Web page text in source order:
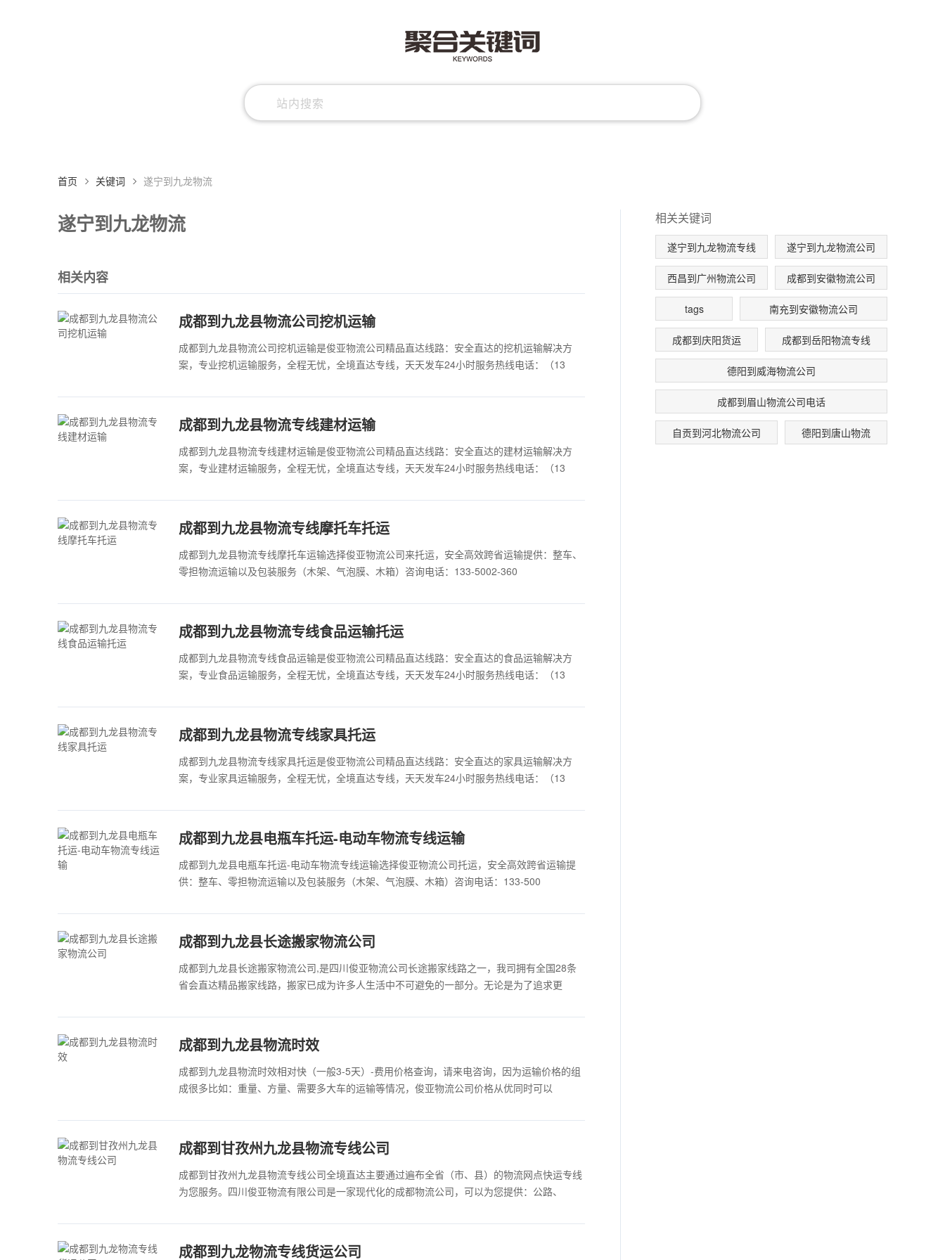
首页 关键词 遂宁到九龙物流
遂宁到九龙物流
相关内容
成都到九龙县物流公司挖机运输
成都到九龙县物流公司挖机运输是俊亚物流公司精品直达线路：安全直达的挖机运输解决方
案，专业挖机运输服务，全程无忧，全境直达专线，天天发车24小时服务热线电话：（13
成都到九龙县物流专线建材运输
成都到九龙县物流专线建材运输是俊亚物流公司精品直达线路：安全直达的建材运输解决方
案，专业建材运输服务，全程无忧，全境直达专线，天天发车24小时服务热线电话：（13
成都到九龙县物流专线摩托车托运
成都到九龙县物流专线摩托车运输选择俊亚物流公司来托运，安全高效跨省运输提供：整车、
零担物流运输以及包装服务（木架、气泡膜、木箱）咨询电话：133-5002-360
成都到九龙县物流专线食品运输托运
成都到九龙县物流专线食品运输是俊亚物流公司精品直达线路：安全直达的食品运输解决方
案，专业食品运输服务，全程无忧，全境直达专线，天天发车24小时服务热线电话：（13
成都到九龙县物流专线家具托运
成都到九龙县物流专线家具托运是俊亚物流公司精品直达线路：安全直达的家具运输解决方
案，专业家具运输服务，全程无忧，全境直达专线，天天发车24小时服务热线电话：（13
成都到九龙县电瓶车托运-电动车物流专线运输
成都到九龙县电瓶车托运-电动车物流专线运输选择俊亚物流公司托运，安全高效跨省运输提
供：整车、零担物流运输以及包装服务（木架、气泡膜、木箱）咨询电话：133-500
成都到九龙县长途搬家物流公司
成都到九龙县长途搬家物流公司,是四川俊亚物流公司长途搬家线路之一，我司拥有全国28条
省会直达精品搬家线路，搬家已成为许多人生活中不可避免的一部分。无论是为了追求更
成都到九龙县物流时效
成都到九龙县物流时效相对快（一般3-5天）-费用价格查询，请来电咨询，因为运输价格的组
成很多比如：重量、方量、需要多大车的运输等情况，俊亚物流公司价格从优同时可以
​成都到甘孜州九龙县物流专线公司
成都到甘孜州九龙县物流专线公司全境直达主要通过遍布全省（市、县）的物流网点快运专线
为您服务。四川俊亚物流有限公司是一家现代化的成都物流公司，可以为您提供：公路、
​成都到九龙物流专线货运公司
相关关键词
遂宁到九龙物流专线 遂宁到九龙物流公司
西昌到广州物流公司 成都到安徽物流公司
tags 南充到安徽物流公司
成都到庆阳货运 成都到岳阳物流专线
德阳到威海物流公司
成都到眉山物流公司电话
自贡到河北物流公司 德阳到唐山物流